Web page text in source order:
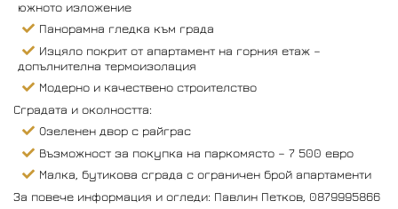
южното изложение
Панорамна гледка към града
Изцяло покрит от апартамент на горния етаж –
допълнителна термоизолация
Модерно и качествено строителство
Сградата и околността:
Озеленен двор с райграс
Възможност за покупка на паркомясто – 7 500 евро
Малка, бутикова сграда с ограничен брой апартаменти
За повече информация и огледи: Павлин Петков, 0879995866